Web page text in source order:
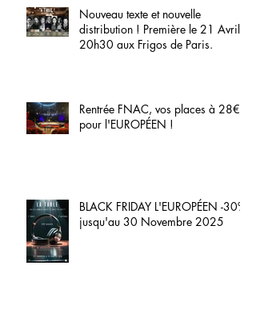
Nouveau texte et nouvelle
distribution ! Première le 21 Avril
20h30 aux Frigos de Paris.
Rentrée FNAC, vos places à 28€
pour l'EUROPÉEN !
BLACK FRIDAY L'EUROPÉEN -30%
jusqu'au 30 Novembre 2025